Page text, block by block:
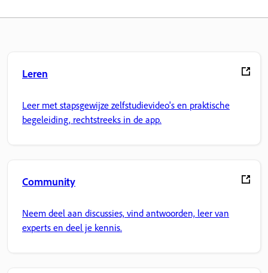
Leren
Leer met stapsgewijze zelfstudievideo's en praktische
begeleiding, rechtstreeks in de app.
Community
Neem deel aan discussies, vind antwoorden, leer van
experts en deel je kennis.